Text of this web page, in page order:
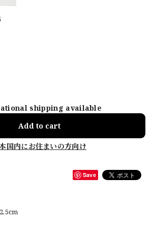
shipping available
Add to cart
国内にお住まいの方向け
Save